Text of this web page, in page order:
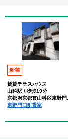
新着
賃貸テラスハウス
山科駅 / 徒歩19分
東野門口町貸家